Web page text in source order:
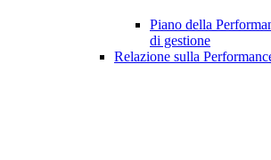
Piano della
di gestione
Relazione sulla